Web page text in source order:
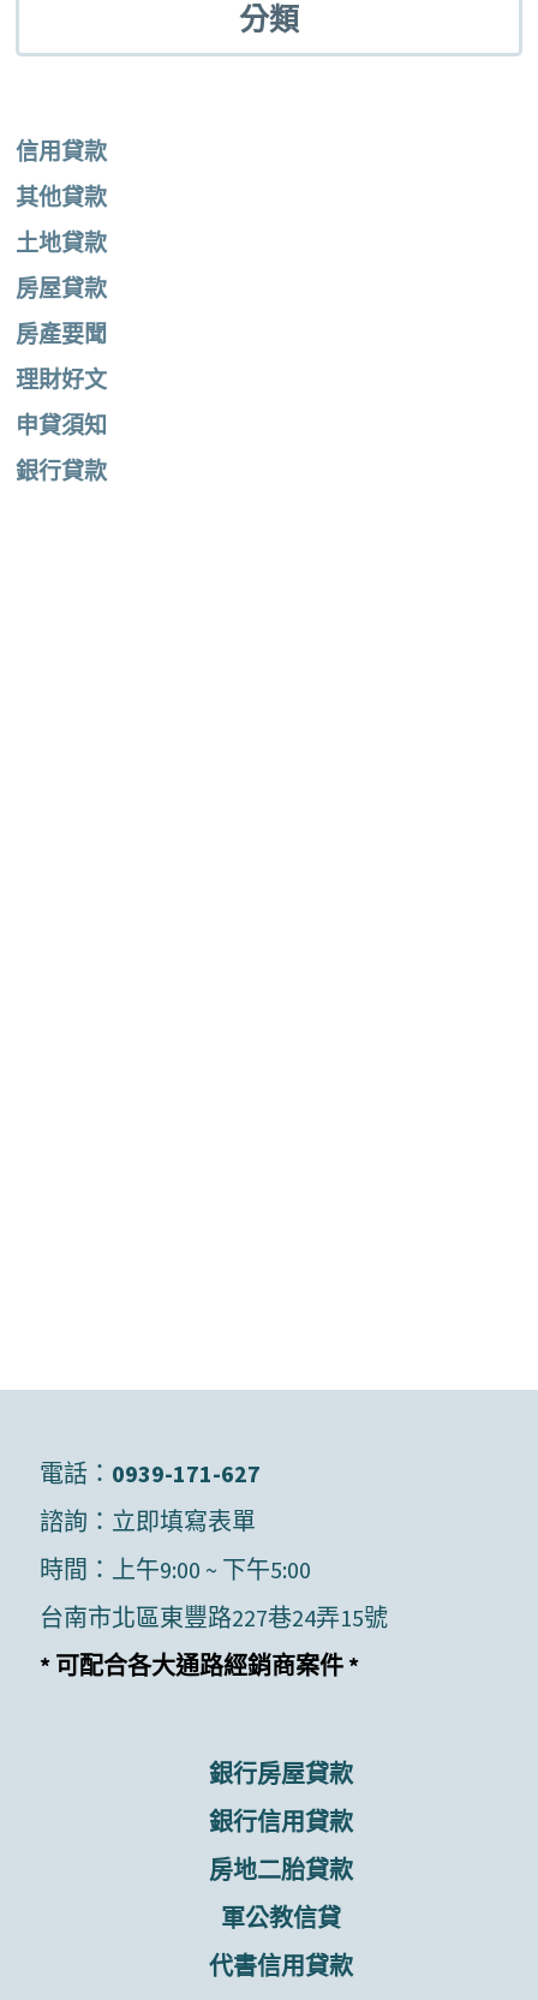
分類
信用貸款
其他貸款
土地貸款
房屋貸款
房產要聞
理財好文
申貸須知
銀行貸款
電話： 0939-171-627
諮詢： 立即填寫表單
時間：上午9:00 ~ 下午5:00
台南市北區東豐路227巷24弄15號
* 可配合各大通路經銷商案件 *
銀行房屋貸款
銀行信用貸款
房地二胎貸款
軍公教信貸
代書信用貸款